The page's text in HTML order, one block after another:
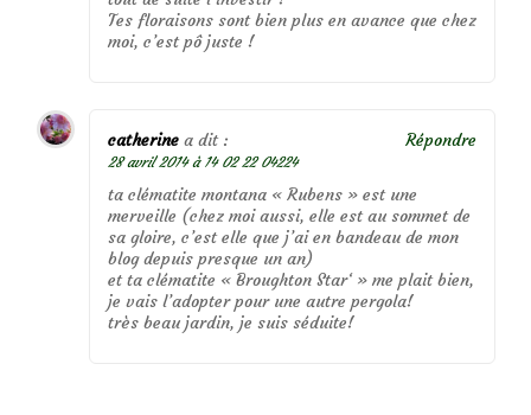
Tes floraisons sont bien plus en avance que chez
moi, c’est pô juste !
catherine a dit :
28 avril 2014 à 14 02 22 04224
ta clématite montana « Rubens » est une
merveille (chez moi aussi, elle est au sommet de
sa gloire, c’est elle que j’ai en bandeau de mon
blog depuis presque un an)
et ta clématite « Broughton Star‘ » me plait bien,
je vais l’adopter pour une autre pergola!
très beau jardin, je suis séduite!
Répondre